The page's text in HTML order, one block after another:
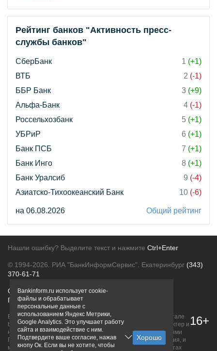
Рейтинг банков "Активность пресс-
службы банков"
СберБанк 1 (+1)
ВТБ
2 (-1)
ББР Банк
3 (+9)
Альфа-Банк
4 (-1)
Россельхозбанк
5 (+1)
УБРиР
6 (+1)
Банк ПСБ
7 (+1)
Банк Инго
8 (+1)
Банк Уралсиб
9 (-4)
Азиатско-Тихоокеанский Банк
10 (-6)
на 06.08.2026 Общий рейтинг
Нашли ошибку? Выделите текст и нажмите Ctrl+Enter
© 1994-2026. РИА "БанкИнформСервис". Екатеринбург (343)
370-61-71
О проектеПолитика конфиденциальности
Правовая информацияДля рекламодателей
Вся информация о продуктах банков, размещенная на портале
bankinform.ru, носит исключительно ознакомительный характер и
не является публичной офертой, определяемой положениями
ГК РФ. Информация не содержит точного и полного описания, и
может быть изменена. Конечные условия уточняйте на сайтах
16+
Bankinform.ru использует cookie-
файлы и обрабатывает
персональные данные с
использованием Яндекс Метрики,
Google Analytics. Это улучшает работу
сайта и взаимодействие с ним.
Подтвердите ваше согласие, нажав
кнопу Ок. Если вы не хотите, чтобы